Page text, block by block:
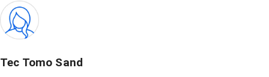
Tec Tomo Sand